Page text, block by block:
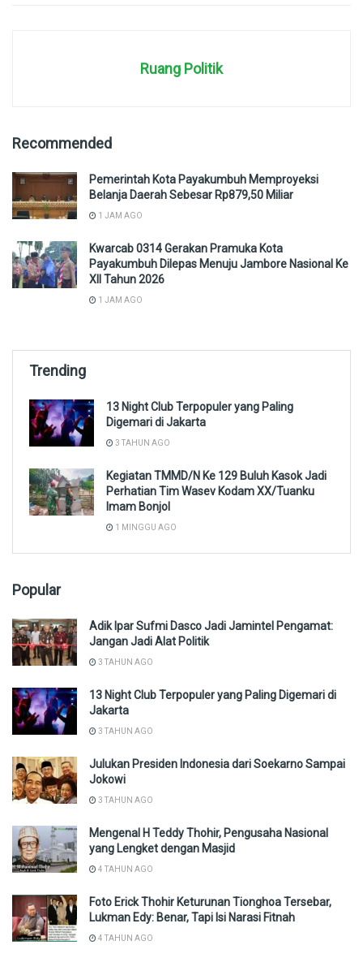
Ruang Politik
Recommended
Pemerintah Kota Payakumbuh Memproyeksi
Belanja Daerah Sebesar Rp879,50 Miliar
1 JAM AGO
Kwarcab 0314 Gerakan Pramuka Kota
Payakumbuh Dilepas Menuju Jambore Nasional Ke
XII Tahun 2026
1 JAM AGO
Trending
13 Night Club Terpopuler yang Paling
Digemari di Jakarta
3 TAHUN AGO
Kegiatan TMMD/N Ke 129 Buluh Kasok Jadi
Perhatian Tim Wasev Kodam XX/Tuanku
Imam Bonjol
1 MINGGU AGO
Popular
Adik Ipar Sufmi Dasco Jadi Jamintel Pengamat:
Jangan Jadi Alat Politik
3 TAHUN AGO
13 Night Club Terpopuler yang Paling Digemari di
Jakarta
3 TAHUN AGO
Julukan Presiden Indonesia dari Soekarno Sampai
Jokowi
3 TAHUN AGO
Mengenal H Teddy Thohir, Pengusaha Nasional
yang Lengket dengan Masjid
4 TAHUN AGO
Foto Erick Thohir Keturunan Tionghoa Tersebar,
Lukman Edy: Benar, Tapi Isi Narasi Fitnah
4 TAHUN AGO